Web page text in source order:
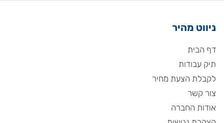
ניווט מהיר
דף הבית
תיק עבודות
לקבלת הצעת מחיר
צור קשר
אודות החברה